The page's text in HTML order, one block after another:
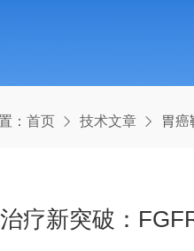
：首页 技术文章 胃癌
疗新突破：